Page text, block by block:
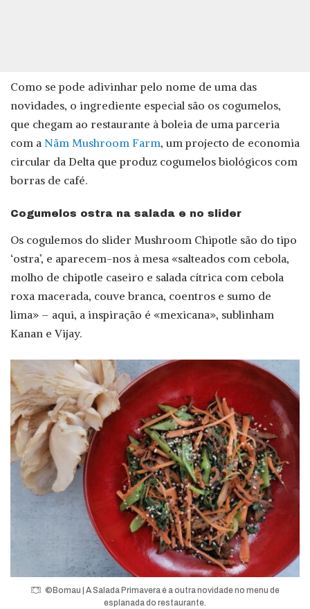
Como se pode adivinhar pelo nome de uma das
novidades, o ingrediente especial são os cogumelos,
que chegam ao restaurante à boleia de uma parceria
com a Nãm Mushroom Farm, um projecto de economia
circular da Delta que produz cogumelos biológicos com
borras de café.
Cogumelos ostra na salada e no slider
Os cogulemos do slider Mushroom Chipotle são do tipo
‘ostra’, e aparecem-nos à mesa «salteados com cebola,
molho de chipotle caseiro e salada cítrica com cebola
roxa macerada, couve branca, coentros e sumo de
lima» – aqui, a inspiração é «mexicana», sublinham
Kanan e Vijay.
©Bomau | A Salada Primavera é a outra novidade no menu de
esplanada do restaurante.